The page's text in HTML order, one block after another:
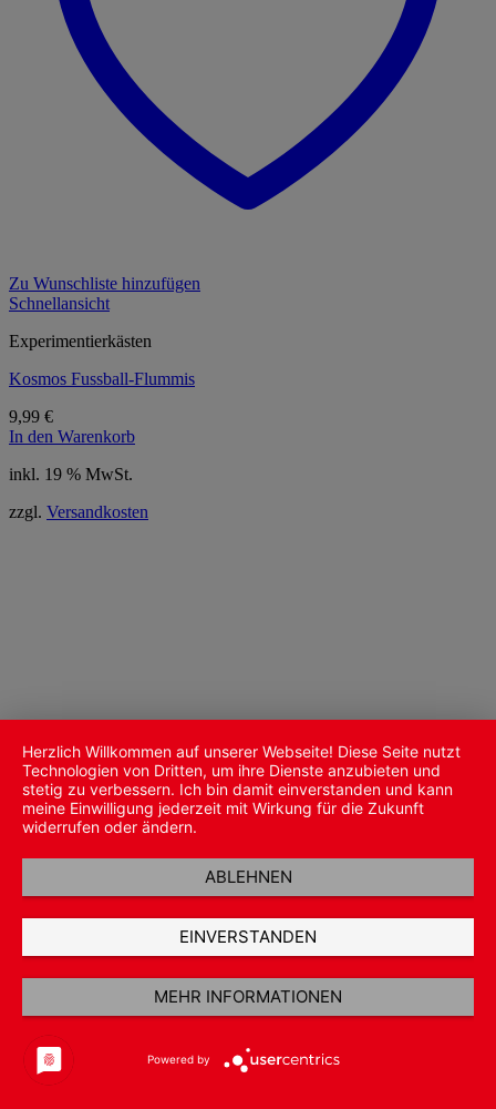
Zu Wunschliste hinzufügen
Schnellansicht
Experimentierkästen
Kosmos Fussball-Flummis
9,99 €
In den Warenkorb
inkl. 19 % MwSt.
zzgl. Versandkosten
Herzlich Willkommen auf unserer Webseite! Diese Seite nutzt
Technologien von Dritten, um ihre Dienste anzubieten und
stetig zu verbessern. Ich bin damit einverstanden und kann
meine Einwilligung jederzeit mit Wirkung für die Zukunft
widerrufen oder ändern.
ABLEHNEN
EINVERSTANDEN
MEHR INFORMATIONEN
Powered by